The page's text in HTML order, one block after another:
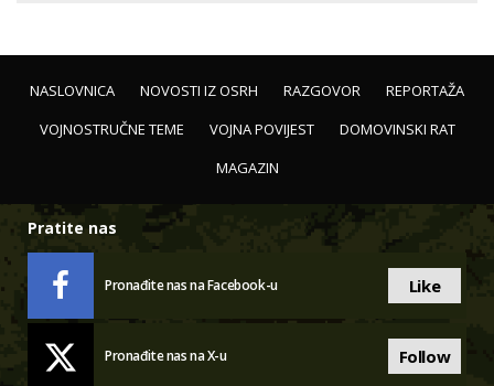
NASLOVNICA NOVOSTI IZ OSRH RAZGOVOR
REPORTAŽA
VOJNOSTRUČNE TEME
VOJNA POVIJEST
DOMOVINSKI RAT
MAGAZIN
Pratite nas
Pronađite nas na Facebook-u Like
Pronađite nas na X-u Follow